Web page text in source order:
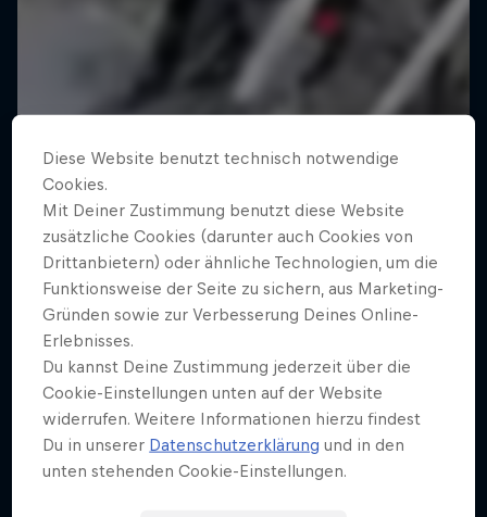
Diese Website benutzt technisch notwendige
Cookies.
Mit Deiner Zustimmung benutzt diese Website
zusätzliche Cookies (darunter auch Cookies von
Drittanbietern) oder ähnliche Technologien, um die
Funktionsweise der Seite zu sichern, aus Marketing-
Gründen sowie zur Verbesserung Deines Online-
Erlebnisses.
Du kannst Deine Zustimmung jederzeit über die
Cookie-Einstellungen unten auf der Website
widerrufen. Weitere Informationen hierzu findest
Du in unserer Datenschutzerklärung und in den
unten stehenden Cookie-Einstellungen.